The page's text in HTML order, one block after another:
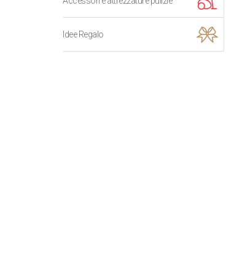
Idee Regalo